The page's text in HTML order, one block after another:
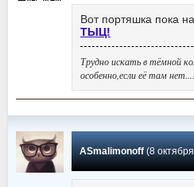
Вот портяшка пока
ТЫЦ!
Трудно искать в тёмной
особенно,если её там
ASmalimonoff(8 октября 2018